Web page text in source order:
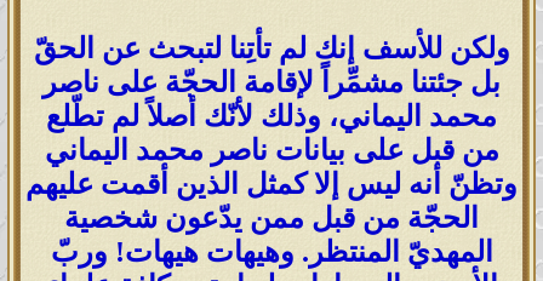
ولكن للأسف إنك لم تأتِنا لتبحث عن الحقّ
بل جئتنا مشمِّراً لإقامة الحجّة على ناصر
محمد اليماني، وذلك لأنّك أصلاً لم تطّلع
من قبل على بيانات ناصر محمد اليماني
وتظنّ أنه ليس إلا كمثل الذين أقمت عليهم
الحجّة من قبل ممن يدّعون شخصية
المهديّ المنتظر. وهيهات هيهات! وربّ